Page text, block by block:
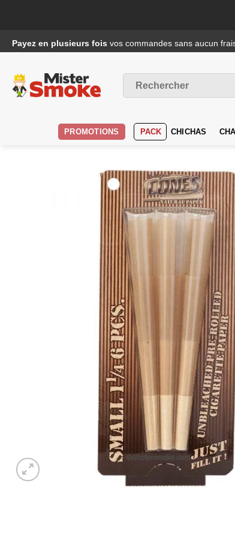
au
Payez en plusieurs fois vos commandes sans aucun
pour :
PROMOTIONS PACK CHICHAS